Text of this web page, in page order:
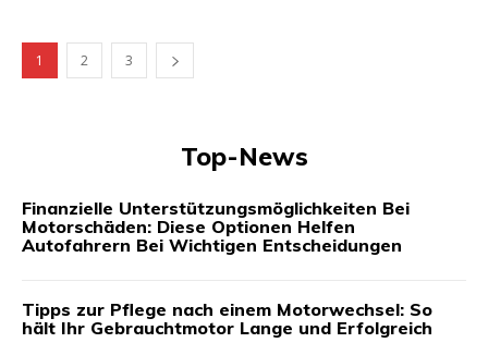
1 2 3
Top-News
Finanzielle Unterstützungsmöglichkeiten Bei
Motorschäden: Diese Optionen Helfen
Autofahrern Bei Wichtigen Entscheidungen
Tipps zur Pflege nach einem Motorwechsel: So
hält Ihr Gebrauchtmotor Lange und Erfolgreich